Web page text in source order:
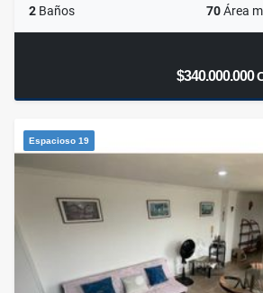
2 Baños 70Área m
$340.000.000
Espacioso 19